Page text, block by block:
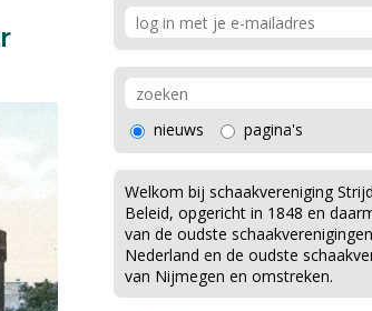
nieuws pagina's
Welkom bij schaakvereniging
Beleid, opgericht in 1848 en
van de oudste
Nederland en de oudste
van Nijmegen en omstreken.